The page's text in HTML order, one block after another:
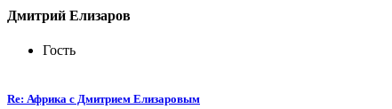
Дмитрий Елизаров
Гость
Re: Африка с Дмитрием Елизаровым